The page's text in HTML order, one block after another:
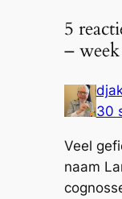
5
–
30
Veel
naam